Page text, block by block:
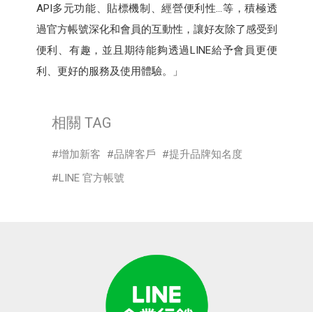
API多元功能、貼標機制、經營便利性…等，積極透
過官方帳號深化和會員的互動性，讓好友除了感受到
便利、有趣，並且期待能夠透過LINE給予會員更便
利、更好的服務及使用體驗。」
相關 TAG
增加新客 品牌客戶
提升品牌知名度
LINE 官方帳號